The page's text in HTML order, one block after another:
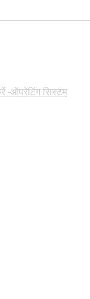
-ऑपरेटिंग सिस्टम